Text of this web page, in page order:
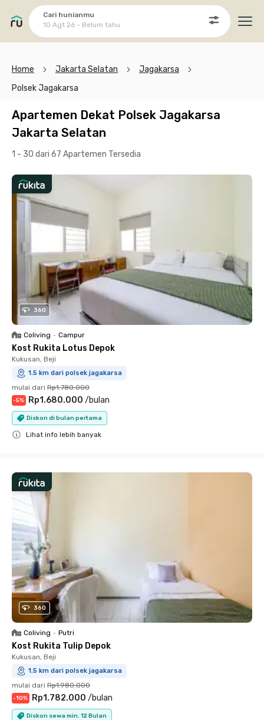
Cari hunianmu
10 Agt 26 - Belum tahu
Home Jakarta Selatan
Jagakarsa
Polsek Jagakarsa
Apartemen Dekat Polsek Jagakarsa
Jakarta Selatan
1 - 30 dari 67 Apartemen Tersedia
360
Coliving • Campur
Kost Rukita Lotus Depok
Kukusan, Beji
1.5 km dari polsek jagakarsa
mulai dari Rp1.780.000
-5% Rp1.680.000 /bulan
Diskon di bulan pertama
Lihat info lebih banyak
360
Coliving • Putri
Kost Rukita Tulip Depok
Kukusan, Beji
1.5 km dari polsek jagakarsa
mulai dari Rp1.980.000
-10% Rp1.782.000 /bulan
Diskon sewa min. 12 Bulan